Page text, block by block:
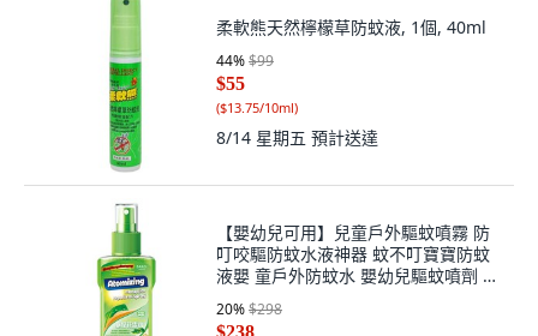
柔軟熊天然檸檬草防蚊液, 1個, 40ml
44%$99
$55
($13.75/10ml)
8/14 星期五 預計送達
【嬰幼兒可用】兒童戶外驅蚊噴霧 防
叮咬驅防蚊水液神器 蚊不叮寶寶防蚊
液嬰 童戶外防蚊水 嬰幼兒驅蚊噴劑 兒
童防蚊神器, 1瓶, 驅蚊花露水100mL*1
瓶, 100mL
20%$298
$238